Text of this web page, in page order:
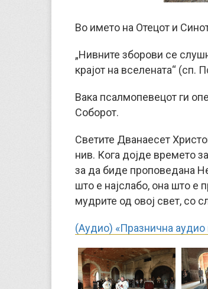
Во името на Отецот и
„Нивните зборови се
крајот на вселената“ (сп.
Вака псалмопевецот ги
Соборот.
Светите Дванаесет
нив. Кога дојде времето
за да биде проповедана
што е најслабо, она што е
мудрите од овој свет, со
(Аудио) «Празнична